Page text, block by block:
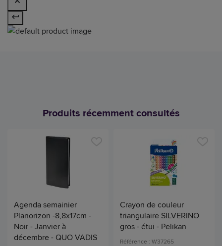
Produits récemment consultés
Agenda semainier
Planorizon -8,8x17cm -
Noir - Janvier à
décembre - QUO VADIS
Crayon de couleur
triangulaire SILVERINO
gros - étui - Pelikan
Référence : W37265